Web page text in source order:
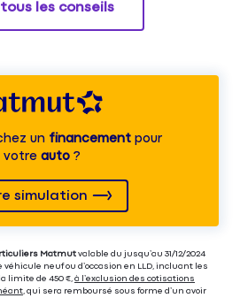
les conseils
unfinancementpour
votre auto?
simulation
Matmut valable du jusqu’au 31/12/2024
neuf ou d’occasion en LLD, incluant les
la limite de 450 €, à l’exclusion des cotisations
, qui sera remboursé sous forme d’un avoir